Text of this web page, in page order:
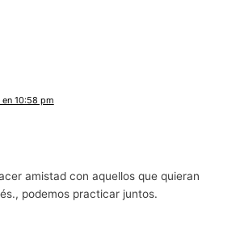
en 10:58 pm
amistad con aquellos que quieran
podemos practicar juntos.